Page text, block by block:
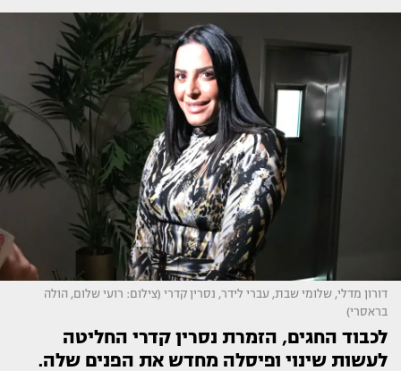
דורון מדלי, שלומי שבת, עברי לידר, נסרין קדרי (צילום: רועי שלום, הולה
בראסרי)
לכבוד החגים, הזמרת נסרין קדרי החליטה
לעשות שינוי ופיסלה מחדש את הפנים שלה.